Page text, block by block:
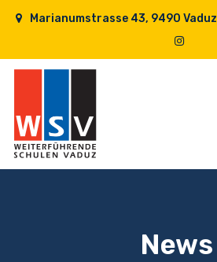
Marianumstrasse 43, 9490 Vaduz
News